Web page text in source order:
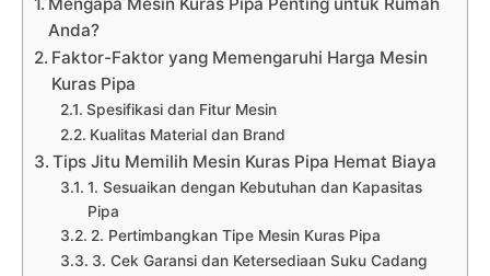
Mengapa Mesin Kuras Pipa Penting untuk Rumah
Anda?
Faktor-Faktor yang Memengaruhi Harga Mesin
Kuras Pipa
Spesifikasi dan Fitur Mesin
Kualitas Material dan Brand
Tips Jitu Memilih Mesin Kuras Pipa Hemat Biaya
1. Sesuaikan dengan Kebutuhan dan Kapasitas
Pipa
2. Pertimbangkan Tipe Mesin Kuras Pipa
3. Cek Garansi dan Ketersediaan Suku Cadang